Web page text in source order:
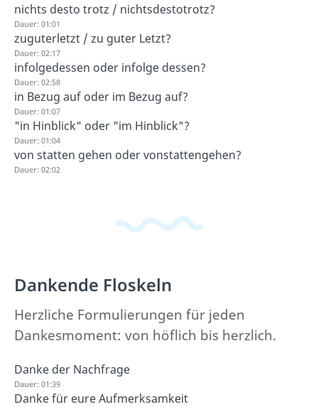
nichts desto trotz / nichtsdestotrotz?
Dauer: 01:01
zuguterletzt / zu guter Letzt?
Dauer: 02:17
infolgedessen oder infolge dessen?
Dauer: 02:58
in Bezug auf oder im Bezug auf?
Dauer: 01:07
"in Hinblick" oder "im Hinblick"?
Dauer: 01:04
von statten gehen oder vonstattengehen?
Dauer: 02:02
Dankende Floskeln
Herzliche Formulierungen für jeden
Dankesmoment: von höflich bis herzlich.
Danke der Nachfrage
Dauer: 01:39
Danke für eure Aufmerksamkeit